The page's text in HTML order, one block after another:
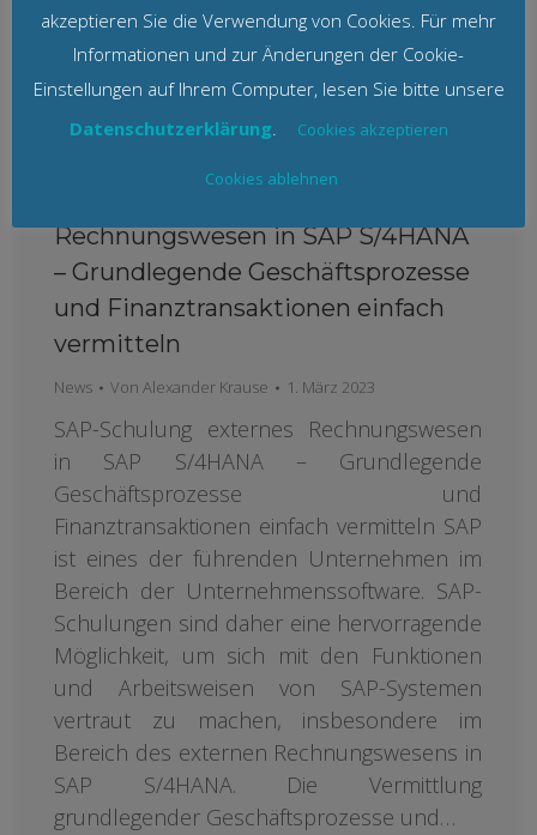
Rechnungswesen in SAP S/4HANA
– Grundlegende Geschäftsprozesse
und Finanztransaktionen einfach
vermitteln
News Von Alexander Krause 1. März 2023
SAP-Schulung externes Rechnungswesen
in SAP S/4HANA – Grundlegende
Geschäftsprozesse und
Finanztransaktionen einfach vermitteln SAP
ist eines der führenden Unternehmen im
Bereich der Unternehmenssoftware. SAP-
Schulungen sind daher eine hervorragende
Möglichkeit, um sich mit den Funktionen
und Arbeitsweisen von SAP-Systemen
vertraut zu machen, insbesondere im
Bereich des externen Rechnungswesens in
SAP S/4HANA. Die Vermittlung
grundlegender Geschäftsprozesse und…
akzeptieren Sie die Verwendung von Cookies. Für mehr
Informationen und zur Änderungen der Cookie-
Einstellungen auf Ihrem Computer, lesen Sie bitte unsere
Datenschutzerklärung
Cookies akzeptieren
Cookies ablehnen